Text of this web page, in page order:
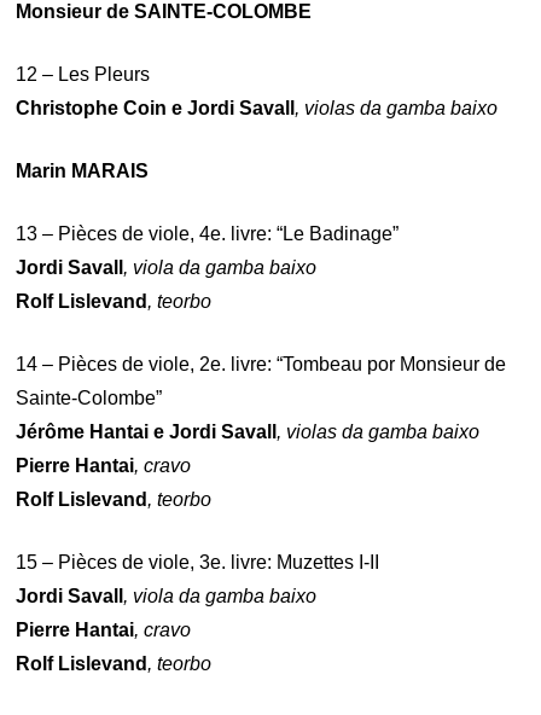
Monsieur de SAINTE-COLOMBE
12 – Les Pleurs
Christophe Coin e Jordi Saval l, violas da gamba baixo
Marin MARAIS
13 – Pièces de viole, 4e. livre: “Le Badinage”
Jordi Savall, viola da gamba baixo
Rolf Lislevand, teorbo
14 – Pièces de viole, 2e. livre: “Tombeau por Monsieur de
Sainte-Colombe”
Jérôme Hantai e Jordi Savall, violas da gamba baixo
Pierre Hantai, cravo
Rolf Lislevand, teorbo
15 – Pièces de viole, 3e. livre: Muzettes I-II
Jordi Savall, viola da gamba baixo
Pierre Hantai, cravo
Rolf Lislevand, teorbo